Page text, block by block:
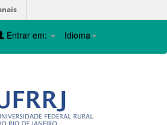
Idioma
Entrar em: